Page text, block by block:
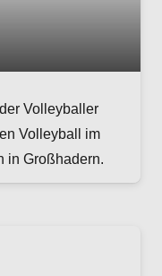
Volleyballer
Volleyball im
in Großhadern.